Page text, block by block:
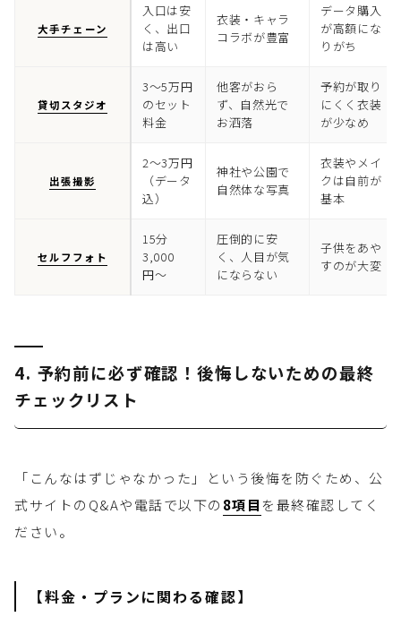
大手チェーン
入口は安
く、出口
は高い
衣装・キャラ
コラボが豊富
データ購入
が高額にな
りがち
貸切スタジオ
3〜5万円
のセット
料金
他客がおら
ず、自然光で
お洒落
予約が取り
にくく衣装
が少なめ
出張撮影
2〜3万円
（データ
込）
神社や公園で
自然体な写真
衣装やメイ
クは自前が
基本
セルフフォト
15分
3,000
円〜
圧倒的に安
く、人目が気
にならない
子供をあや
すのが大変
4. 予約前に必ず確認！後悔しないための最終
チェックリスト
「こんなはずじゃなかった」という後悔を防ぐため、公
式サイトのQ&Aや電話で以下の 8項目を最終確認してく
ださい。
【料金・プランに関わる確認】